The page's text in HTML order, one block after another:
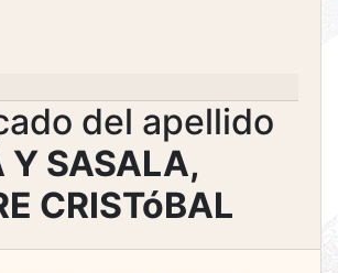
del apellido
Y SASALA,
CRISTóBAL